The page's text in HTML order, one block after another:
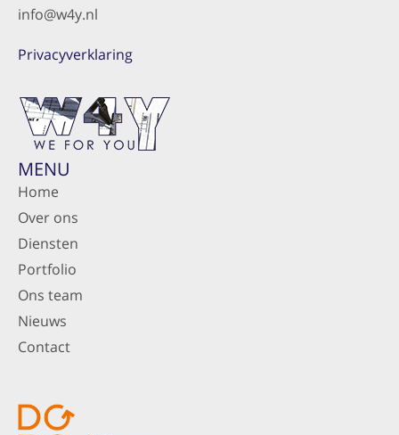
MENU
Home
Over ons
Diensten
Portfolio
Ons team
Nieuws
Contact
info@w4y.nl
Privacyverklaring